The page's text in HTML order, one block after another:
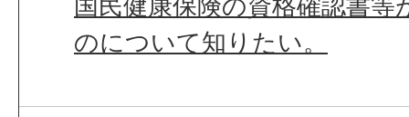
国民健康保険の資格確認書
のについて知りたい。